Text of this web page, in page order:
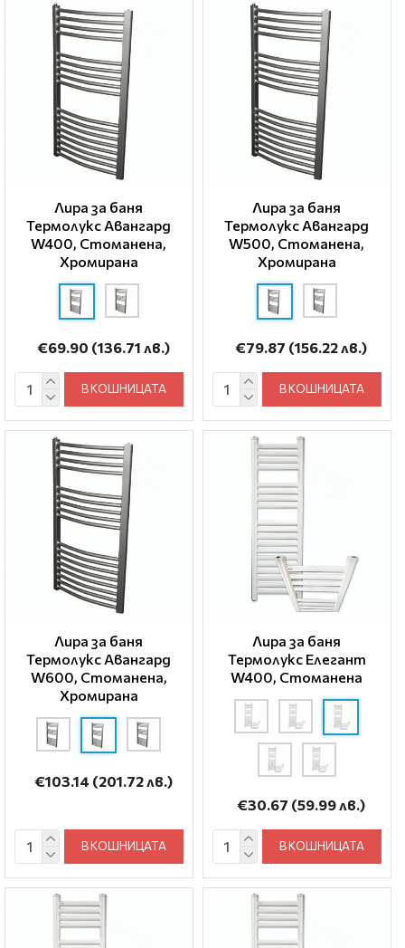
Лира за баня
Термолукс Авангард
W400, Стоманена,
Хромирана
€69.90 (136.71 лв.)
В КОШНИЦАТА
Лира за баня
Термолукс Авангард
W500, Стоманена,
Хромирана
€79.87 (156.22 лв.)
В КОШНИЦАТА
Лира за баня
Термолукс Авангард
W600, Стоманена,
Хромирана
€103.14 (201.72 лв.)
В КОШНИЦАТА
Лира за баня
Термолукс Елегант
W400, Стоманена
€30.67 (59.99 лв.)
В КОШНИЦАТА